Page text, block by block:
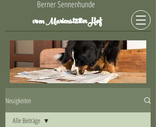
Berner Sennenhunde
vom MarienstätterHof
Neuigkeiten
Alle Beiträge